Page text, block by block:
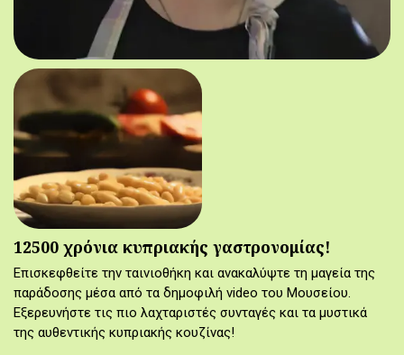
12500 χρόνια κυπριακής γαστρονομίας!
Επισκεφθείτε την ταινιοθήκη και ανακαλύψτε τη μαγεία της
παράδοσης μέσα από τα δημοφιλή video του Μουσείου.
Εξερευνήστε τις πιο λαχταριστές συνταγές και τα μυστικά
της αυθεντικής κυπριακής κουζίνας!